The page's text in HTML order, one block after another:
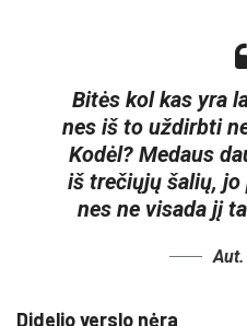
Bitės kol kas yra
nes iš to uždirbti
Kodėl? Medaus
iš trečiųjų šalių, jo
nes ne visada jį
Didelio verslo nėra